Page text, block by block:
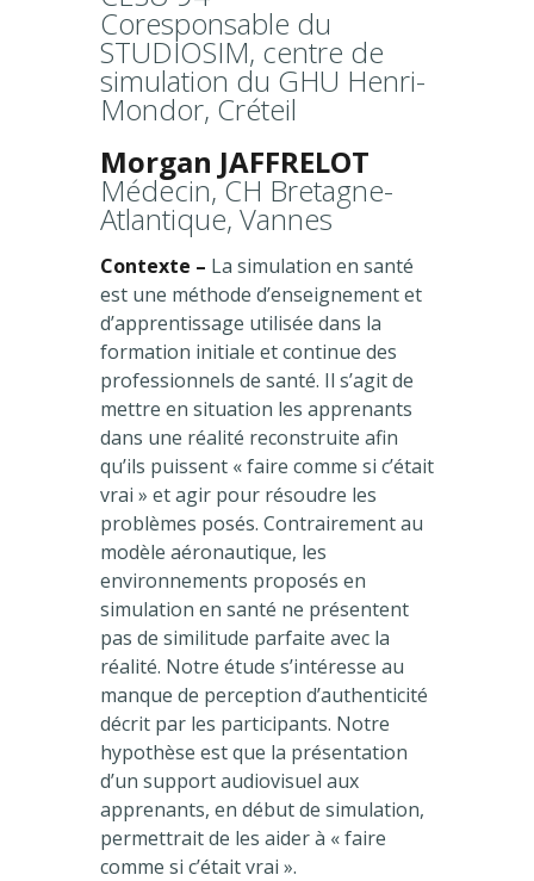
Coresponsable du
STUDIOSIM, centre de
simulation du GHU Henri-
Mondor, Créteil
Morgan JAFFRELOT
Médecin, CH Bretagne-
Atlantique, Vannes
Contexte – La simulation en santé
est une méthode d’enseignement et
d’apprentissage utilisée dans la
formation initiale et continue des
professionnels de santé. Il s’agit de
mettre en situation les apprenants
dans une réalité reconstruite afin
qu’ils puissent « faire comme si c’était
vrai » et agir pour résoudre les
problèmes posés. Contrairement au
modèle aéronautique, les
environnements proposés en
simulation en santé ne présentent
pas de similitude parfaite avec la
réalité. Notre étude s’intéresse au
manque de perception d’authenticité
décrit par les participants. Notre
hypothèse est que la présentation
d’un support audiovisuel aux
apprenants, en début de simulation,
permettrait de les aider à « faire
comme si c’était vrai ».